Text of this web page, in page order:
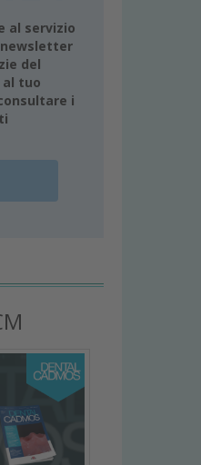
al servizio
del
al tuo
i